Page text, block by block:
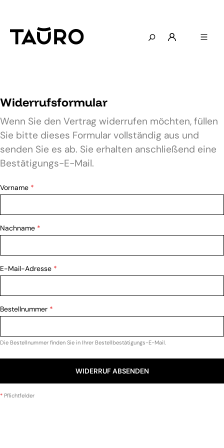
Widerrufsformular
Wenn Sie den Vertrag widerrufen möchten, füllen
Sie bitte dieses Formular vollständig aus und
senden Sie es ab. Sie erhalten anschließend eine
Bestätigungs-E-Mail.
Vorname *
Nachname *
E-Mail-Adresse *
Bestellnummer *
Die Bestellnummer finden Sie in Ihrer Bestellbestätigungs-E-Mail.
WIDERRUF ABSENDEN
* Pflichtfelder